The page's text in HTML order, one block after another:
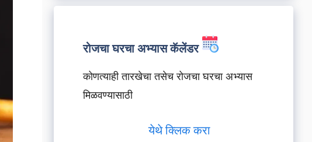
रोजचा घरचा अभ्यास कॅलेंडर
कोणत्याही तारखेचा तसेच रोजचा घरचा अभ्यास
मिळवण्यासाठी
येथे क्लिक करा